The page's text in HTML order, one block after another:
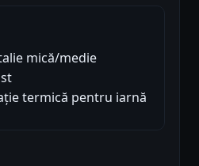
mică/medie
termică pentru iarnă